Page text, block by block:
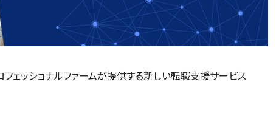
ェッショナルファームが提供する新しい転職支援サービス